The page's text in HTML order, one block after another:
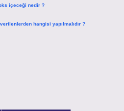
içeceği nedir ?
hangisi yapılmalıdır ?